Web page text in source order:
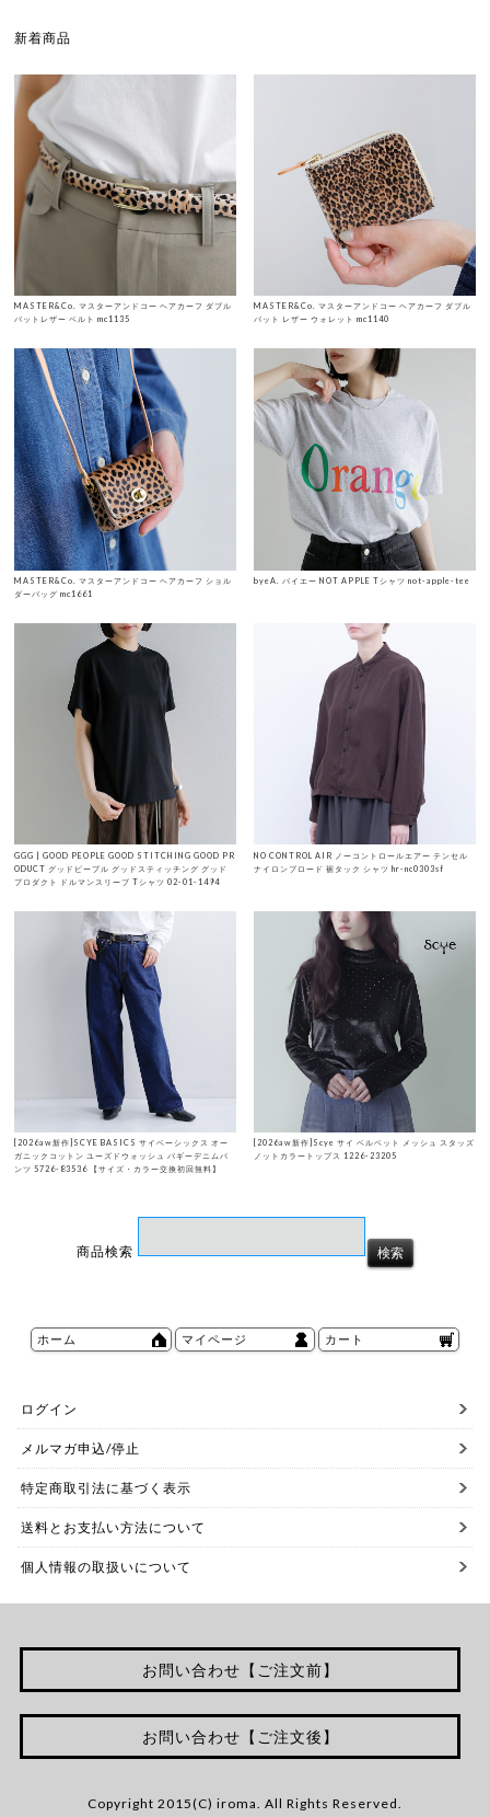
新着商品
MASTER&Co. マスターアンドコー ヘアカーフ ダブル
バットレザー ベルト mc1135
MASTER&Co. マスターアンドコー ヘアカーフ ダブル
バット レザー ウォレット mc1140
MASTER&Co. マスターアンドコー ヘアカーフ ショル
ダーバッグ mc1661
byeA. バイエー NOT APPLE Tシャツ not-apple-tee
GGG | GOOD PEOPLE GOOD STITCHING GOOD PR
ODUCT グッドピープル グッドスティッチング グッド
プロダクト ドルマンスリーブ Tシャツ 02-01-1494
NO CONTROL AIR ノーコントロールエアー テンセル
ナイロンブロード 裾タック シャツ hr-nc0303sf
[2026aw新作]SCYE BASICS サイベーシックス オー
ガニックコットン ユーズドウォッシュ バギーデニムパ
ンツ 5726-83536 【サイズ・カラー交換初回無料】
[2026aw新作]Scye サイ ベルベット メッシュ スタッズ
ノットカラートップス 1226-23205
商品検索
ホーム マイページ カート
ログイン
メルマガ申込/停止
特定商取引法に基づく表示
送料とお支払い方法について
個人情報の取扱いについて
お問い合わせ【ご注文前】
お問い合わせ【ご注文後】
Copyright 2015(C) iroma. All Rights Reserved.